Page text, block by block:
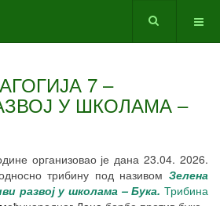
7 –
У ШКОЛАМА –
организовао је дана 23.04. 2026.
трибину под називом Зелена
развој у школама – Бука. Трибина